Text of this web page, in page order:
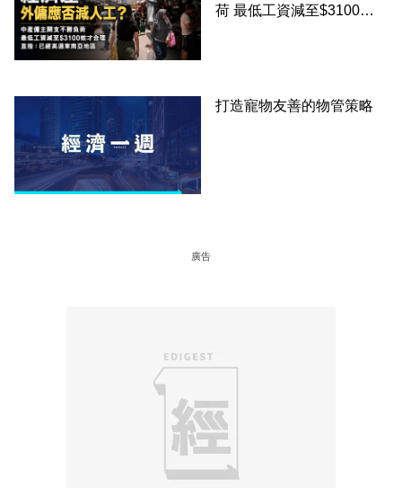
荷 最低工資減至$3100蚊
打造寵物友善的物管策略
廣告